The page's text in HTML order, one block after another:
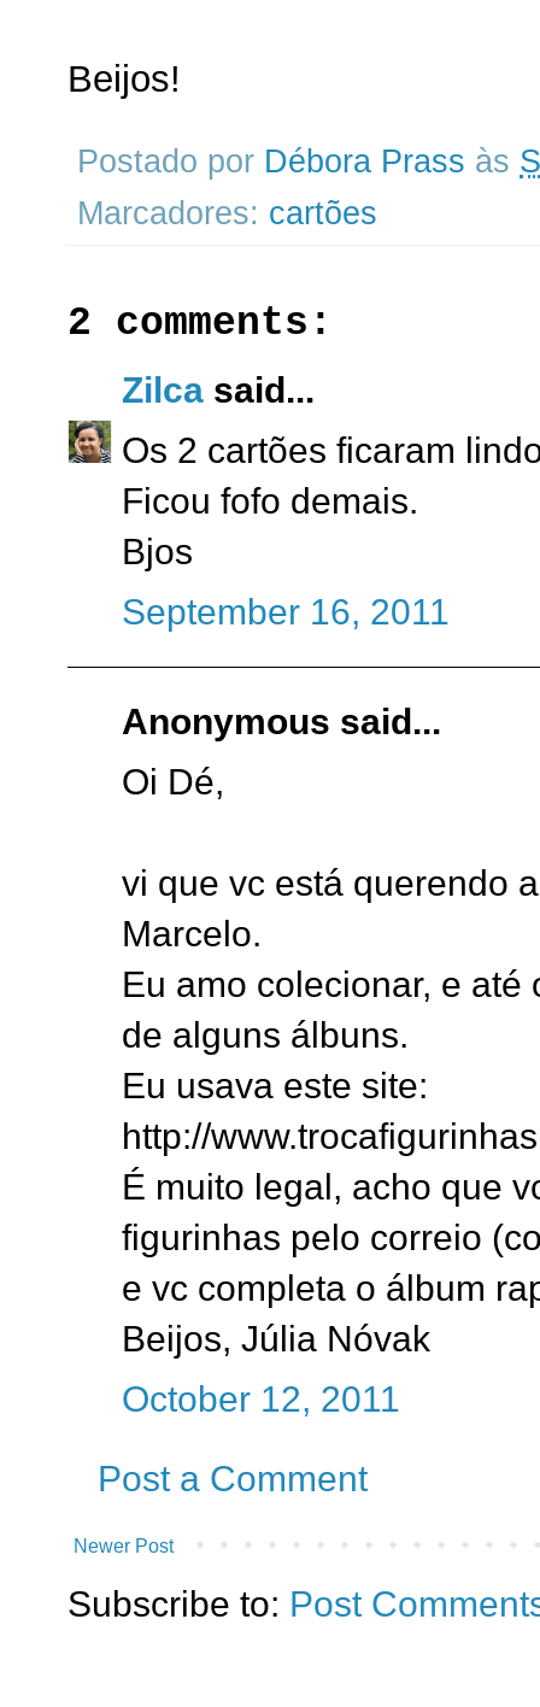
Beijos!
Postado por Débora Prass às
Marcadores: cartões
2 comments:
Zilca said...
Os 2 cartões ficaram
Ficou fofo demais.
Bjos
September 16, 2011
Anonymous said...
Oi Dé,
vi que vc está querendo
Marcelo.
Eu amo colecionar, e
de alguns álbuns.
Eu usava este site:
http://
É muito legal, acho que
figurinhas pelo correio
e vc completa o álbum
Beijos, Júlia Nóvak
October 12, 2011
Post a Comment
Newer Post
Subscribe to: Post